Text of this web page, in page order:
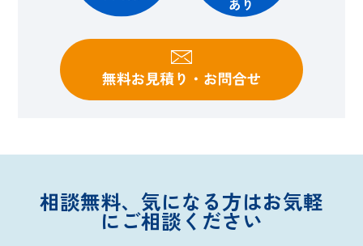
相談無料、気になる方はお気軽
にご相談ください